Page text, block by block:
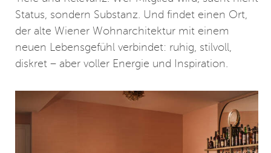
Status, sondern Substanz. Und findet einen Ort,
der alte Wiener Wohnarchitektur mit einem
neuen Lebensgefühl verbindet: ruhig, stilvoll,
diskret – aber voller Energie und Inspiration.